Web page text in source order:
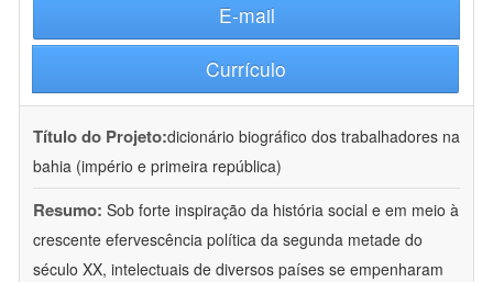
E-mail
Currículo
Título do Projeto:dicionário biográfico dos trabalhadores na
bahia (império e primeira república)
Resumo: Sob forte inspiração da história social e em meio à
crescente efervescência política da segunda metade do
século XX, intelectuais de diversos países se empenharam